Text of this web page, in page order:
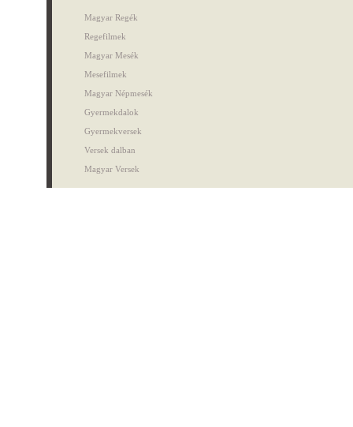
Magyar Regék
Regefilmek
Magyar Mesék
Mesefilmek
Magyar Népmesék
Gyermekdalok
Gyermekversek
Versek dalban
Magyar Versek